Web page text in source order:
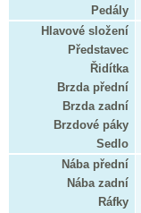
Pedály
Hlavové složení
Představec
Řidítka
Brzda přední
Brzda zadní
Brzdové páky
Sedlo
Nába přední
Nába zadní
Ráfky